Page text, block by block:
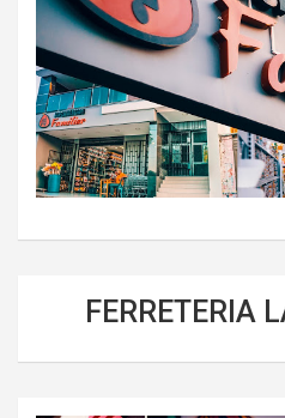
FERRETERIA